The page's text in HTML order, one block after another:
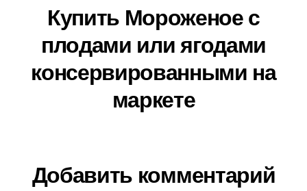
Купить Мороженое с
плодами или ягодами
консервированными на
маркете
Добавить комментарий